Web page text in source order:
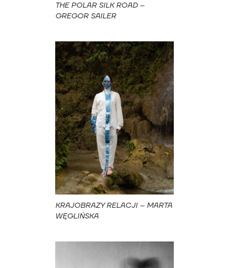
THE POLAR SILK ROAD –
GREGOR SAILER
KRAJOBRAZY RELACJI – MARTA
WĘGLIŃSKA